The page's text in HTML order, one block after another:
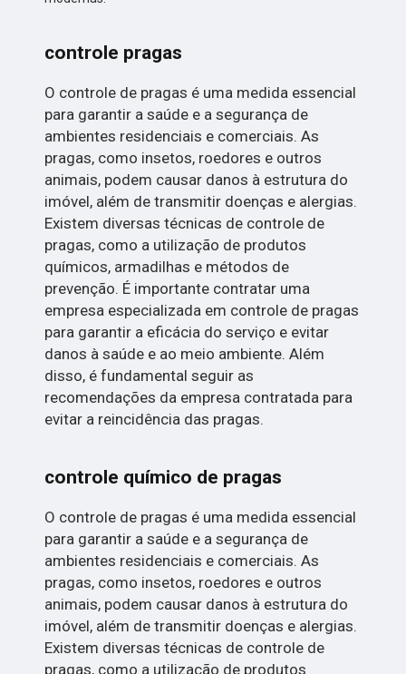
controle pragas
O controle de pragas é uma medida essencial
para garantir a saúde e a segurança de
ambientes residenciais e comerciais. As
pragas, como insetos, roedores e outros
animais, podem causar danos à estrutura do
imóvel, além de transmitir doenças e alergias.
Existem diversas técnicas de controle de
pragas, como a utilização de produtos
químicos, armadilhas e métodos de
prevenção. É importante contratar uma
empresa especializada em controle de pragas
para garantir a eficácia do serviço e evitar
danos à saúde e ao meio ambiente. Além
disso, é fundamental seguir as
recomendações da empresa contratada para
evitar a reincidência das pragas.
controle químico de pragas
O controle de pragas é uma medida essencial
para garantir a saúde e a segurança de
ambientes residenciais e comerciais. As
pragas, como insetos, roedores e outros
animais, podem causar danos à estrutura do
imóvel, além de transmitir doenças e alergias.
Existem diversas técnicas de controle de
pragas, como a utilização de produtos